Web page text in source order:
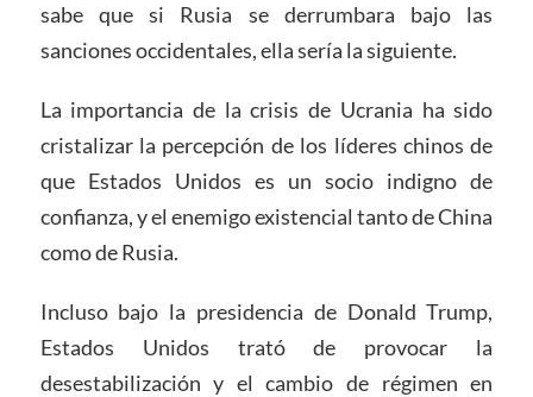
sabe que si Rusia se derrumbara bajo las
sanciones occidentales, ella sería la siguiente.
La importancia de la crisis de Ucrania ha sido
cristalizar la percepción de los líderes chinos de
que Estados Unidos es un socio indigno de
confianza, y el enemigo existencial tanto de China
como de Rusia.
Incluso bajo la presidencia de Donald Trump,
Estados Unidos trató de provocar la
desestabilización y el cambio de régimen en